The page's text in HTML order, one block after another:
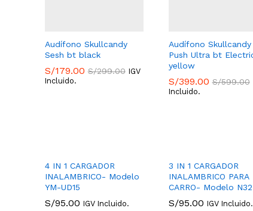
Audífono Skullcandy
Sesh bt black
S/179.00 S/299.00 IGV
Incluido.
Audífono Skullcandy
Push Ultra bt
yellow
S/399.00 S/599.00
Incluido.
4 IN 1 CARGADOR
INALAMBRICO- Modelo
YM-UD15
S/95.00 IGV Incluido.
3 IN 1 CARGADOR
INALAMBRICO PARA
CARRO- Modelo N32
S/95.00 IGV Incluido.